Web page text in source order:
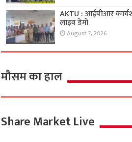
AKTU : आईपीआर
लाइव डेमो
August 7, 2026
मौसम का हाल
Share Market Live